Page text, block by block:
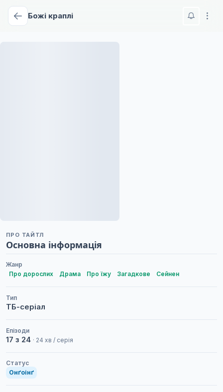
Божі краплі
ПРО ТАЙТЛ
Основна інформація
Жанр
Про дорослих
Драма Про їжу Загадкове Сейнен
Тип
ТБ-серіал
Епізоди
17 з 24 · 24 хв / серія
Статус
Онґоінґ